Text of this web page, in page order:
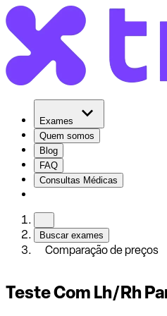
Exames
Quem somos
Blog
FAQ
Consultas Médicas
Buscar exames
Comparação de preços
Teste Com Lh/Rh